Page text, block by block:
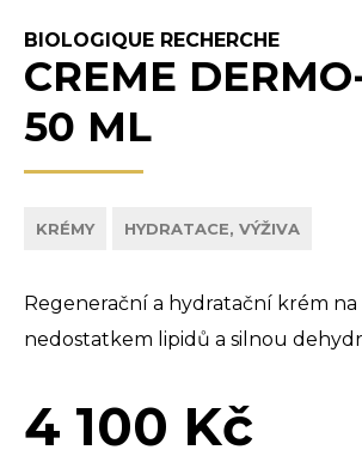
BIOLOGIQUE RECHERCHE
CREME
50 ML
KRÉMY HYDRATACE, VÝŽIVA
Regenerační a hydratační krém na
nedostatkem lipidů a silnou
4 100 Kč